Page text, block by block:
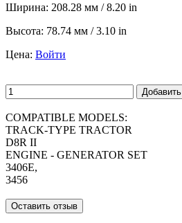
Ширина: 208.28 мм / 8.20 in
Высота: 78.74 мм / 3.10 in
Цена: Войти
Добавить
COMPATIBLE MODELS:
TRACK-TYPE TRACTOR
D8R II
ENGINE - GENERATOR SET
3406E,
3456
Оставить отзыв